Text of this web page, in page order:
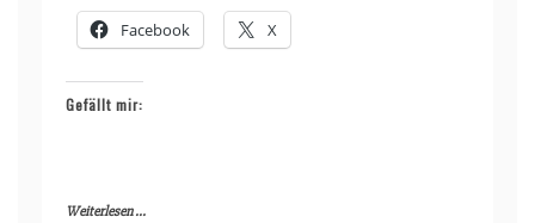
Facebook X
Gefällt mir:
Weiterlesen ...